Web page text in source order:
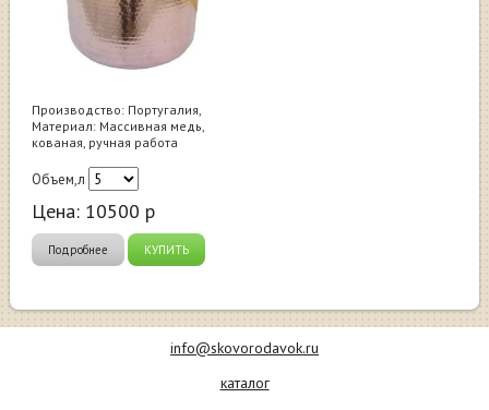
Производство: Португалия,
Материал: Массивная медь,
кованая, ручная работа
Объем,л
Цена: 10500 р
Подробнее КУПИТЬ
info@skovorodavok.ru
каталог